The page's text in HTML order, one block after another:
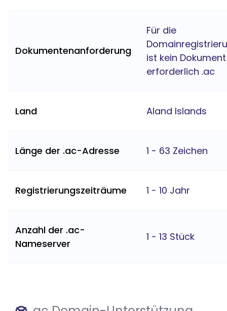
Dokumentenanforderung
Für die
ist kein Dokument
erforderlich .ac
Land Aland Islands
Länge der .ac-Adresse 1 - 63 Zeichen
Registrierungszeiträume 1 - 10 Jahr
Anzahl der .ac-
Nameserver
1 - 13 Stück